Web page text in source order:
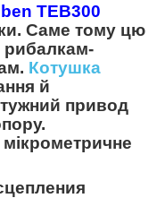
TEB300
Саме тому цю
Котушка
й
привод